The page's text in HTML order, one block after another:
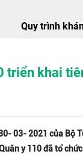
Quy trình
triển khai
03- 2021 của Bộ
y 110 đã tổ